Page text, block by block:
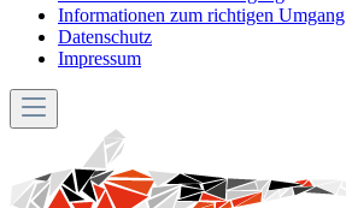
Informationen zum richtigen
Datenschutz
Impressum